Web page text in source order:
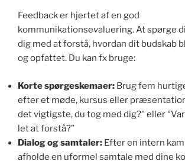
Feedback er hjertet af en god
kommunikationsevaluering. At spørge
dig med at forstå, hvordan dit budskab
og opfattet. Du kan fx bruge:
Korte spørgeskemaer: Brug fem
efter et møde, kursus eller præsentation
det vigtigste, du tog med dig?” eller
let at forstå?”
Dialog og samtaler: Efter en intern
afholde en uformel samtale med dine